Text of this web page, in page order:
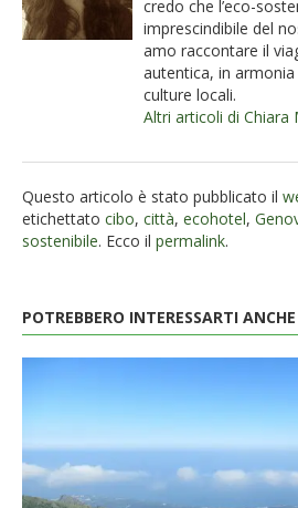
credo che l’eco-
imprescindibile del
amo raccontare il
autentica, in
culture locali.
Altri articoli di
Questo articolo è stato pubblicato il
etichettato cibo, città, ecohotel,
sostenibile. Ecco il permalink.
POTREBBERO INTERESSARTI ANCHE